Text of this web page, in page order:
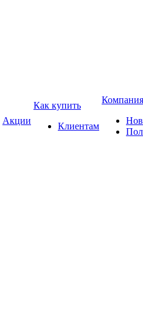
Акции
Как купить
Клиентам
Компания